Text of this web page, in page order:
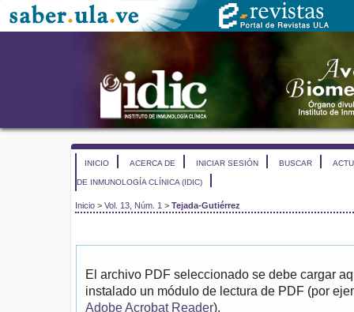
INICIO ACERCA DE INICIAR SESIÓN BUSCAR
DE INMUNOLOGÍA CLÍNICA (IDIC)
Inicio > Vol. 13, Núm. 1 > Tejada-Gutiérrez
El archivo PDF seleccionado se debe cargar
instalado un módulo de lectura de PDF (por
Adobe Acrobat Reader).